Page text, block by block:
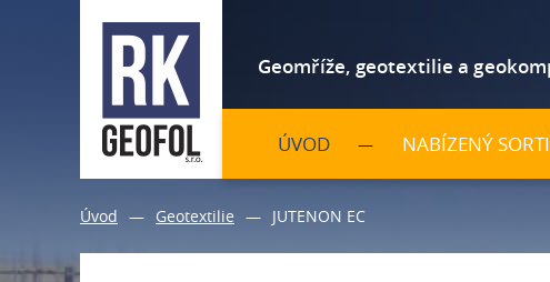
Geomříže, geotextilie a
ÚVOD NABÍZENÝ
Úvod — Geotextilie — JUTENON EC